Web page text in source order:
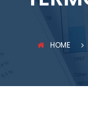
HOME
PREVENZIONE